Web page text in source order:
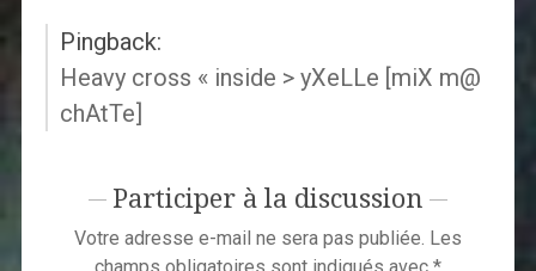
Pingback:
Heavy cross « inside > yXeLLe [miX m@
chAtTe]
Participer à la discussion
Votre adresse e-mail ne sera pas publiée. Les